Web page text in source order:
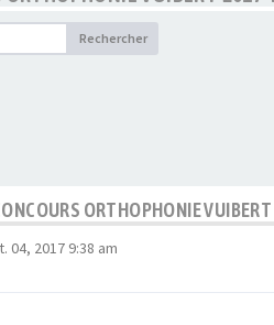
Rechercher
ORTHOPHONIE
04, 2017 9:38 am